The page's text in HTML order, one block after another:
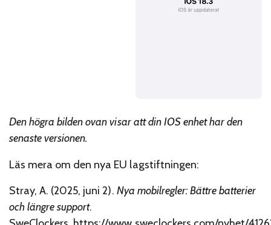
Den högra bilden ovan visar att din IOS enhet har den
senaste versionen.
Läs mera om den nya EU lagstiftningen:
Stray, A. (2025, juni 2). Nya mobilregler: Bättre batterier
och längre support.